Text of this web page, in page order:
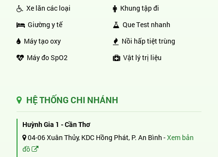
Xe lăn các loại
Giường y tế
Máy tạo oxy
Máy đo SpO2
Khung tập đi
Que Test nhanh
Nồi hấp tiệt trùng
Vật lý trị liệu
HỆ THỐNG CHI NHÁNH
Huỳnh Gia 1 - Cần Thơ
04-06 Xuân Thủy, KDC Hồng Phát, P. An Bình -Xem bản
đồ